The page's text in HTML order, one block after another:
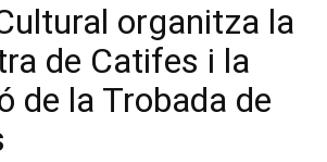
organitza la
de Catifes i la
de la Trobada de